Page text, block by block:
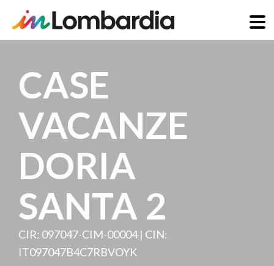
contenuto
principale
CASE
VACANZE
DORIA
SANTA 2
CIR: 097047-CIM-00004 | CIN:
IT097047B4C7RBVOYK